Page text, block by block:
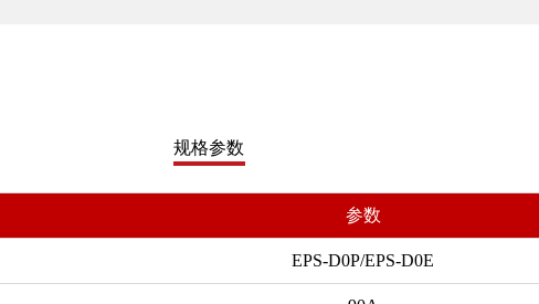
规格参数
参数
EPS-D0P/EPS-D0E